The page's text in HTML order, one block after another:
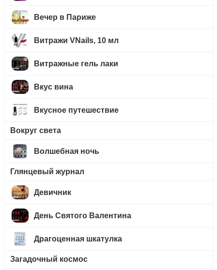
Вечер в Париже
Витражи VNails, 10 мл
Витражные гель лаки
Вкус вина
Вкусное путешествие
Вокруг света
Волшебная ночь
Глянцевый журнал
Девичник
День Святого Валентина
Драгоценная шкатулка
Загадочный космос